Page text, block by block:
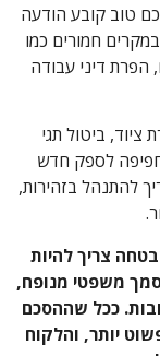
טוב קובע הודעה
חמורים כמו
הפרת דיני עבודה
ביטול תגי
לספק חדש
להתנהל בזהירות,
צריך להיות
משפטי מנופח,
ככל שההסכם
יותר, והלקוח